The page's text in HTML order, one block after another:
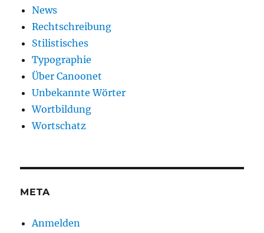
News
Rechtschreibung
Stilistisches
Typographie
Über Canoonet
Unbekannte Wörter
Wortbildung
Wortschatz
META
Anmelden